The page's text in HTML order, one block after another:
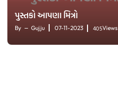
પુસ્તકો આપણા મિત્રો
By Gujju 07-11-2023 405Views